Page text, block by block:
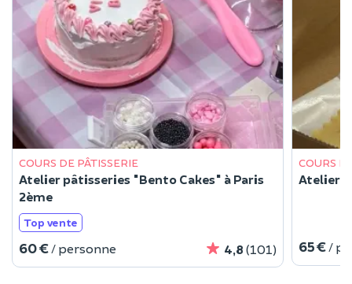
COURS DE PÂTISSERIE
Atelier pâtisseries "Bento Cakes" à Paris
2ème
Top vente
60 € / personne 4,8 (101)
COURS
Atelier
65 € /